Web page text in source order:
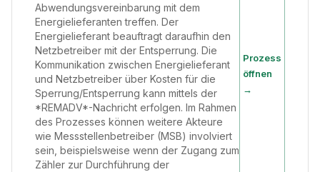
Abwendungsvereinbarung mit dem
Energielieferanten treffen. Der
Energielieferant beauftragt daraufhin den
Netzbetreiber mit der Entsperrung. Die
Kommunikation zwischen Energielieferant
und Netzbetreiber über Kosten für die
Sperrung/Entsperrung kann mittels der
*REMADV*-Nachricht erfolgen. Im Rahmen
des Prozesses können weitere Akteure
wie Messstellenbetreiber (MSB) involviert
sein, beispielsweise wenn der Zugang zum
Zähler zur Durchführung der
Prozess
öffnen
→